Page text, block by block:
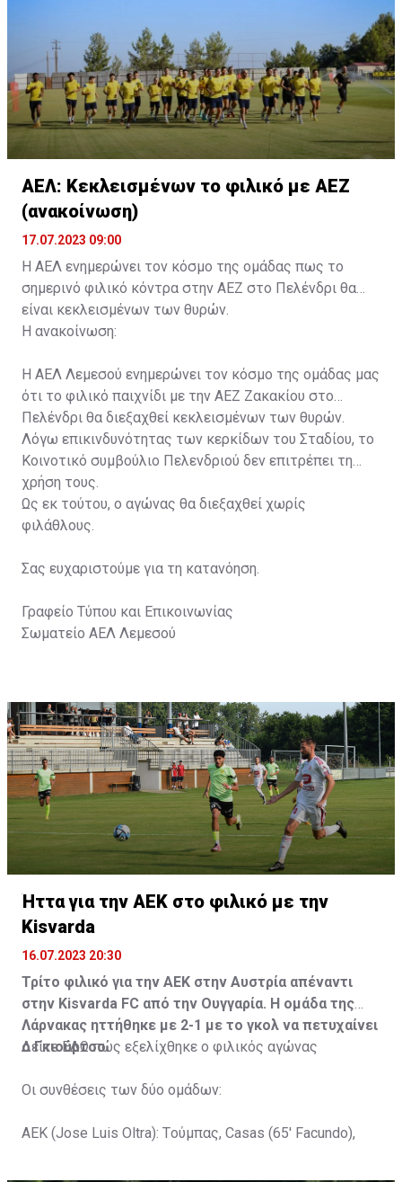
ΑΕΛ: Κεκλεισμένων το φιλικό με ΑΕΖ
(ανακοίνωση)
17.07.2023 09:00
Η ΑΕΛ ενημερώνει τον κόσμο της ομάδας πως το
σημερινό φιλικό κόντρα στην ΑΕΖ στο Πελένδρι θα
είναι κεκλεισμένων των θυρών.
Η ανακοίνωση:
Η ΑΕΛ Λεμεσού ενημερώνει τον κόσμο της ομάδας μας
ότι το φιλικό παιχνίδι με την ΑΕΖ Ζακακίου στο
Πελένδρι θα διεξαχθεί κεκλεισμένων των θυρών.
Λόγω επικινδυνότητας των κερκίδων του Σταδίου, το
Κοινοτικό συμβούλιο Πελενδριού δεν επιτρέπει τη
χρήση τους.
Ως εκ τούτου, ο αγώνας θα διεξαχθεί χωρίς
φιλάθλους.
Σας ευχαριστούμε για τη κατανόηση.
Γραφείο Τύπου και Επικοινωνίας
Σωματείο ΑΕΛ Λεμεσού
Ήττα για την ΑΕΚ στο φιλικό με την
Kisvarda
16.07.2023 20:30
Τρίτο φιλικό για την ΑΕΚ στην Αυστρία απέναντι
στην Kisvarda FC από την Ουγγαρία. Η ομάδα της
Λάρνακας ηττήθηκε με 2-1 με το γκολ να πετυχαίνει
ο Γκιούρτσο.
ΔείτεΕΔΩπώς εξελίχθηκε ο φιλικός αγώνας
Οι συνθέσεις των δύο ομάδων:
ΑΕΚ (Jose Luis Oltra): Tούμπας, Casas (65' Facundo),
Gyurcso), Κaptoum (46' Καψής (65' Mάμας), Roberge (65'